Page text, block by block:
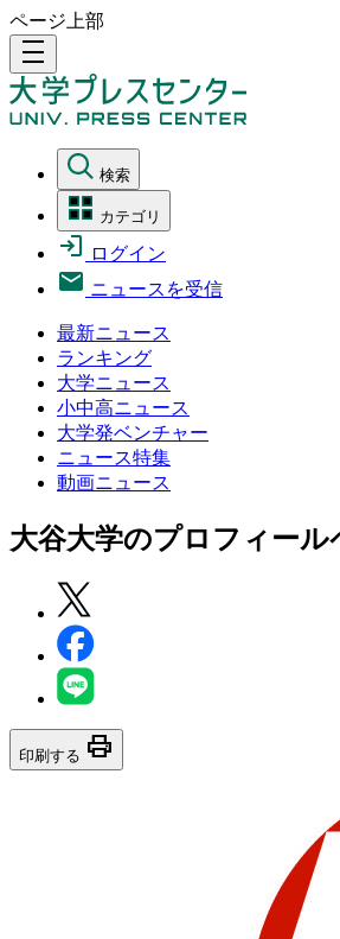
ページ上部
density_medium
検索
カテゴリ
ログイン
ニュースを受信
最新ニュース
ランキング
大学ニュース
小中高ニュース
大学発ベンチャー
ニュース特集
動画ニュース
大谷大学のプロフィール
印刷する print